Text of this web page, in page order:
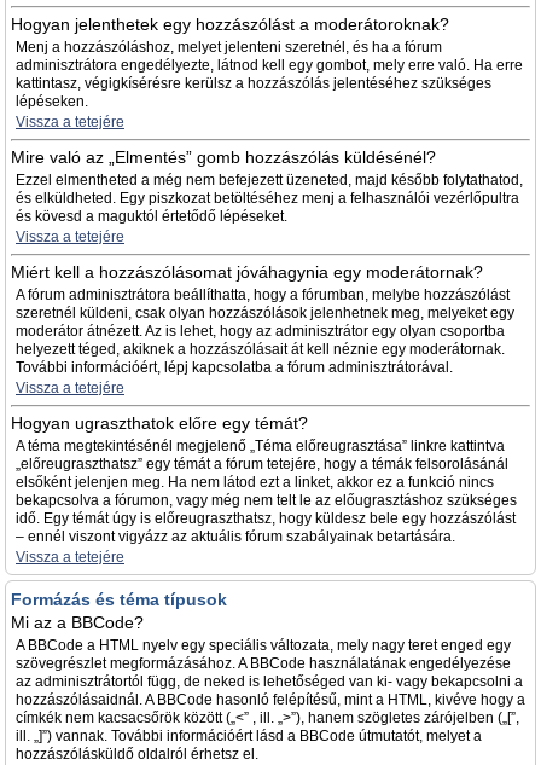
Hogyan jelenthetek egy hozzászólást a moderátoroknak?
Menj a hozzászóláshoz, melyet jelenteni szeretnél, és ha a fórum
adminisztrátora engedélyezte, látnod kell egy gombot, mely erre való. Ha erre
kattintasz, végigkísérésre kerülsz a hozzászólás jelentéséhez szükséges
lépéseken.
Vissza a tetejére
Mire való az „Elmentés” gomb hozzászólás küldésénél?
Ezzel elmentheted a még nem befejezett üzeneted, majd később folytathatod,
és elküldheted. Egy piszkozat betöltéséhez menj a felhasználói vezérlőpultra
és kövesd a maguktól értetődő lépéseket.
Vissza a tetejére
Miért kell a hozzászólásomat jóváhagynia egy moderátornak?
A fórum adminisztrátora beállíthatta, hogy a fórumban, melybe hozzászólást
szeretnél küldeni, csak olyan hozzászólások jelenhetnek meg, melyeket egy
moderátor átnézett. Az is lehet, hogy az adminisztrátor egy olyan csoportba
helyezett téged, akiknek a hozzászólásait át kell néznie egy moderátornak.
További információért, lépj kapcsolatba a fórum adminisztrátorával.
Vissza a tetejére
Hogyan ugraszthatok előre egy témát?
A téma megtekintésénél megjelenő „Téma előreugrasztása” linkre kattintva
„előreugraszthatsz” egy témát a fórum tetejére, hogy a témák felsorolásánál
elsőként jelenjen meg. Ha nem látod ezt a linket, akkor ez a funkció nincs
bekapcsolva a fórumon, vagy még nem telt le az előugrasztáshoz szükséges
idő. Egy témát úgy is előreugraszthatsz, hogy küldesz bele egy hozzászólást
– ennél viszont vigyázz az aktuális fórum szabályainak betartására.
Vissza a tetejére
Formázás és téma típusok
Mi az a BBCode?
A BBCode a HTML nyelv egy speciális változata, mely nagy teret enged egy
szövegrészlet megformázásához. A BBCode használatának engedélyezése
az adminisztrátortól függ, de neked is lehetőséged van ki- vagy bekapcsolni a
hozzászólásaidnál. A BBCode hasonló felépítésű, mint a HTML, kivéve hogy a
címkék nem kacsacsőrök között („<” , ill. „>”), hanem szögletes zárójelben („[”,
ill. „]”) vannak. További információért lásd a BBCode útmutatót, melyet a
hozzászólásküldő oldalról érhetsz el.